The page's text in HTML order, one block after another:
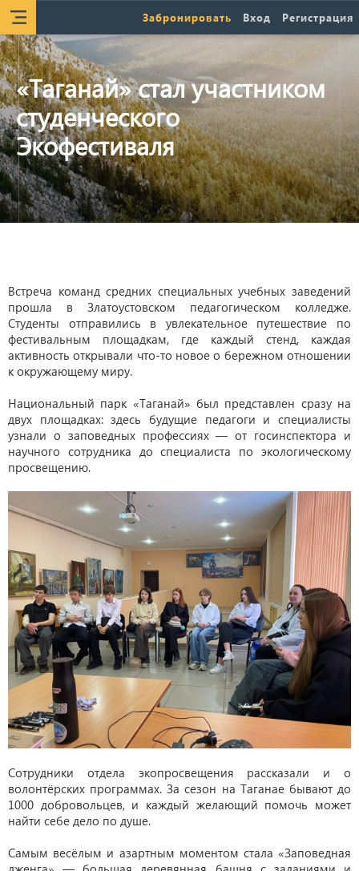
Забронировать Вход Регистрация
«Таганай» стал участником
студенческого
Экофестиваля
Встреча команд средних специальных учебных заведений
прошла в Златоустовском педагогическом колледже.
Студенты отправились в увлекательное путешествие по
фестивальным площадкам, где каждый стенд, каждая
активность открывали что-то новое о бережном отношении
к окружающему миру.
Национальный парк «Таганай» был представлен сразу на
двух площадках: здесь будущие педагоги и специалисты
узнали о заповедных профессиях — от госинспектора и
научного сотрудника до специалиста по экологическому
просвещению.
Сотрудники отдела экопросвещения рассказали и о
волонтёрских программах. За сезон на Таганае бывают до
1000 добровольцев, и каждый желающий помочь может
найти себе дело по душе.
Самым весёлым и азартным моментом стала «Заповедная